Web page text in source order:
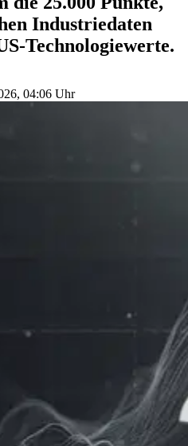
Industriedaten
Technologiewerte.
04:06 Uhr